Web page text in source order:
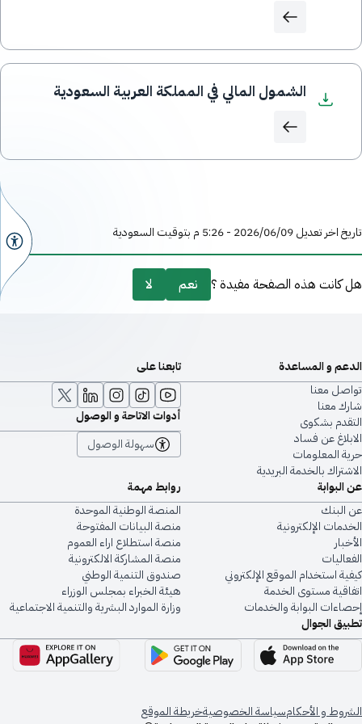
الشمول المالي في المملكة العربية السعودية
تاريخ اخر تعديل 09‏/06‏/2026 - 5:26 م بتوقيت السعودية
هل كانت هذه الصفحة مفيدة ؟ نعم لا
عن البوابة
عن البنك
الخدمات الإلكترونية
الأخبار
الفعاليات
كيفية استخدام الموقع الإلكتروني
اتفاقية مستوى الخدمة
إحصاءات البوابة والخدمات
روابط مهمة
المنصة الوطنية الموحدة
منصة البيانات المفتوحة
منصة استطلاع اراء العموم
منصة المشاركة الالكترونية
صندوق التنمية الوطني
هيئة الخبراء بمجلس الوزراء
وزارة الموارد البشرية والتنمية الاجتماعية
الدعم و المساعدة
تواصل معنا
شارك معنا
التقدم بشكوى
الابلاغ عن فساد
حرية المعلومات
الاشتراك بالخدمة البريدية
تابعنا على
أدوات الاتاحة و الوصول
سهولة الوصول
تطبيق الجوال
الشروط و الأحكامسياسة الخصوصيةخريطة الموقع